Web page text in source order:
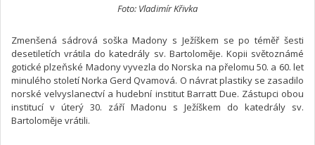
Foto: Vladimír Křivka
Zmenšená sádrová soška Madony s Ježíškem se po téměř šesti
desetiletích vrátila do katedrály sv. Bartoloměje. Kopii světoznámé
gotické plzeňské Madony vyvezla do Norska na přelomu 50. a 60. let
minulého století Norka Gerd Qvamová. O návrat plastiky se zasadilo
norské velvyslanectví a hudební institut Barratt Due. Zástupci obou
institucí v úterý 30. září Madonu s Ježíškem do katedrály sv.
Bartoloměje vrátili.